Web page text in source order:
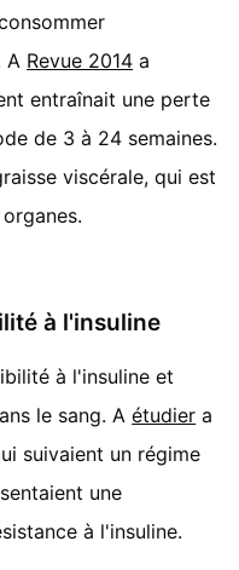
A Revue 2014 a
entraînait une perte
de 3 à 24 semaines.
viscérale, qui est
à l'insuline
à l'insuline et
le sang. Aétudier a
suivaient un régime
une
à l'insuline.